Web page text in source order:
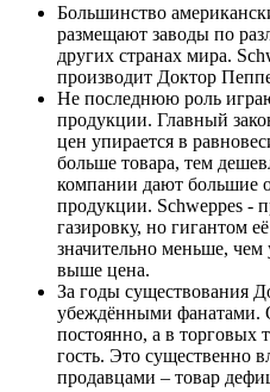
Большинство
размещают заводы по
других странах мира.
производит Доктор
Не последнюю роль
продукции. Главный
цен упирается в
больше товара, тем
компании дают большие
продукции. Schweppes -
газировку, но гигантом
значительно меньше,
выше цена.
За годы существования
убеждёнными
постоянно, а в торговых
гость. Это существенно
продавцами – товар